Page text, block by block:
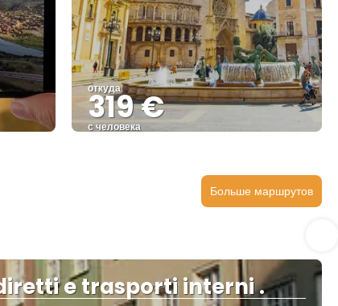
откуда
319 €
с человека
Больше маршрутов
e trasporti interni .